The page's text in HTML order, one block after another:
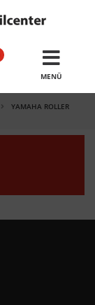
YAMAHA ROLLER